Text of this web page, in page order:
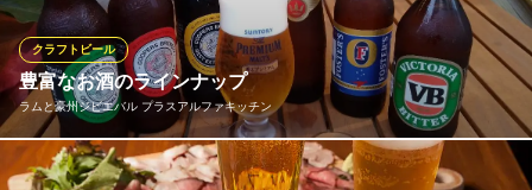
BIGHORN
欧系ビール・パブ料理他
都営大江戸線門前仲町駅 徒歩1分
東京都江東区富岡1-7-4 キーポイントビル 3Ｆ
豊富なお酒のラインナップ
ラムと豪州ジビエバル プラスアルファキッチン
クラフトビール
豪州産のビールは5種類、生ビール5種類、豪州産ワイン約30種